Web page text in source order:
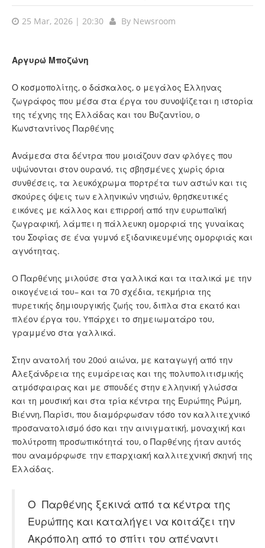
25 Mar, 2026 | 20:30 By Newsroom
Αργυρώ Μποζώνη
Ο κοσμοπολίτης, ο δάσκαλος, ο μεγάλος Έλληνας
ζωγράφος που μέσα στα έργα του συνοψίζεται η ιστορία
της τέχνης της Ελλάδας και του Βυζαντίου, ο
Κωνσταντίνος Παρθένης
Ανάμεσα στα δέντρα που μοιάζουν σαν φλόγες που
υψώνονται στον ουρανό, τις σβησμένες χωρίς όρια
συνθέσεις, τα λευκόχρωμα πορτρέτα των αστών και τις
σκούρες όψεις των ελληνικών νησιών, θρησκευτικές
εικόνες με κάλλος και επιρροή από την ευρωπαϊκή
ζωγραφική, λάμπει η πάλλευκη ομορφιά της γυναίκας
του Σοφίας σε ένα γυμνό εξιδανικευμένης ομορφιάς και
αγνότητας.
O Παρθένης μιλούσε στα γαλλικά και τα ιταλικά με την
οικογένειά του– και τα 70 σχέδια, τεκμήρια της
πυρετικής δημιουργικής ζωής του, διπλα στα εκατό και
πλέον έργα του. Yπάρχει το σημειωματάρο του,
γραμμένο στα γαλλικά.
Στην ανατολή του 20ού αιώνα, με καταγωγή από την
Αλεξάνδρεια της ευμάρειας και της πολυπολιτισμικής
ατμόσφαιρας και με σπουδές στην ελληνική γλώσσα
και τη μουσική και στα τρία κέντρα της Ευρώπης Ρώμη,
Βιέννη, Παρίσι, που διαμόρφωσαν τόσο τον καλλιτεχνικό
προσανατολισμό όσο και την αινιγματική, μοναχική και
πολύτροπη προσωπικότητά του, ο Παρθένης ήταν αυτός
που αναμόρφωσε την επαρχιακή καλλιτεχνική σκηνή της
Ελλάδας.
Ο Παρθένης ξεκινά από τα κέντρα της
Ευρώπης και καταλήγει να κοιτάζει την
Ακρόπολη από το σπίτι του απέναντι